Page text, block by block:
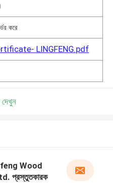
করে
LINGFENG.pdf
Wood
প্রস্তুতকারক